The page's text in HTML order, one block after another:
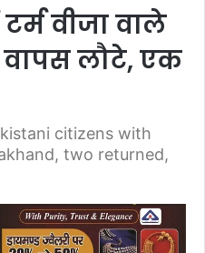
टर्म वीजा वाले
लौटे, एक
citizens with
two returned,